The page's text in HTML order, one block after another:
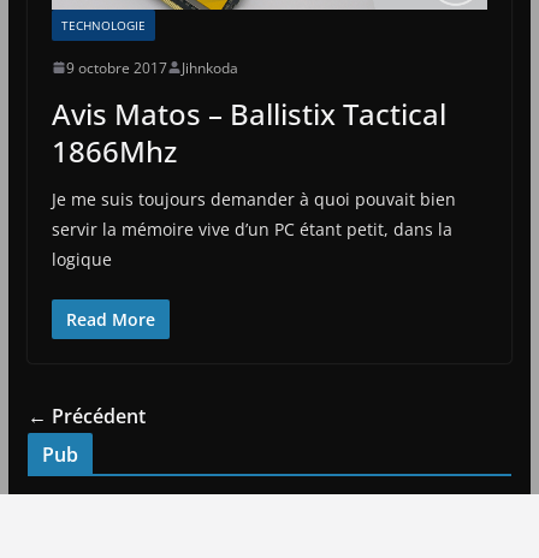
TECHNOLOGIE
9 octobre 2017 Jihnkoda
Avis Matos – Ballistix Tactical
1866Mhz
Je me suis toujours demander à quoi pouvait bien
servir la mémoire vive d’un PC étant petit, dans la
logique
Read More
← Précédent
Pub